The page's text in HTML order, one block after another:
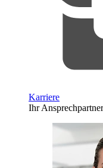
Karriere
Ihr